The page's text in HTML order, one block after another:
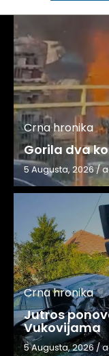
Crna hronika
Gorila dva
5 Augusta, 2026/
Crna hronika
Jutros
Vukovijama
5 Augusta, 2026/